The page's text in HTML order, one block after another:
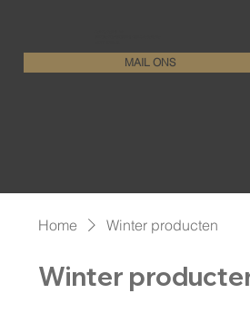
MAIL ONS
Home Winter producten
Winter